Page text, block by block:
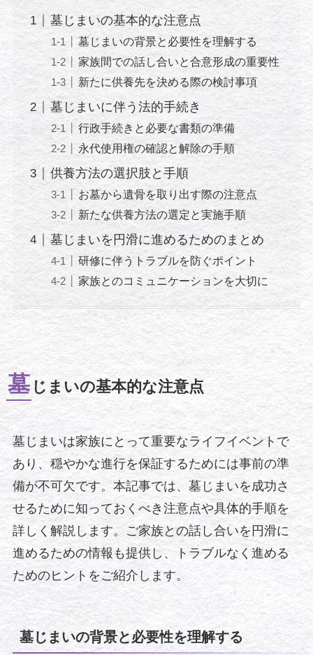
墓じまいの基本的な注意点
墓じまいの背景と必要性を理解する
家族間での話し合いと合意形成の重要性
新たに供養先を決める際の検討事項
墓じまいに伴う法的手続き
行政手続きと必要な書類の準備
永代使用権の確認と解除の手順
供養方法の選択肢と手順
お墓から遺骨を取り出す際の注意点
新たな供養方法の選定と実施手順
墓じまいを円滑に進めるためのまとめ
研修に伴うトラブルを防ぐポイント
家族とのコミュニケーションを大切に
墓じまいの基本的な注意点
墓じまいは家族にとって重要なライフイベントで
あり、穏やかな進行を保証するためには事前の準
備が不可欠です。本記事では、墓じまいを成功さ
せるために知っておくべき注意点や具体的手順を
詳しく解説します。ご家族との話し合いを円滑に
進めるための情報も提供し、トラブルなく進める
ためのヒントをご紹介します。
墓じまいの背景と必要性を理解する